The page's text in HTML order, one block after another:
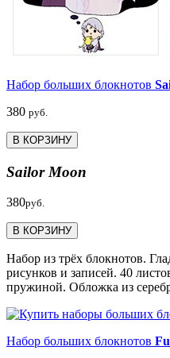
Набор больших блокнотов
380 руб.
В КОРЗИНУ
Sailor Moon
380руб.
В КОРЗИНУ
Набор из трёх блокнотов.
рисунков и записей. 40
пружиной. Обложка из
Набор больших блокнотов